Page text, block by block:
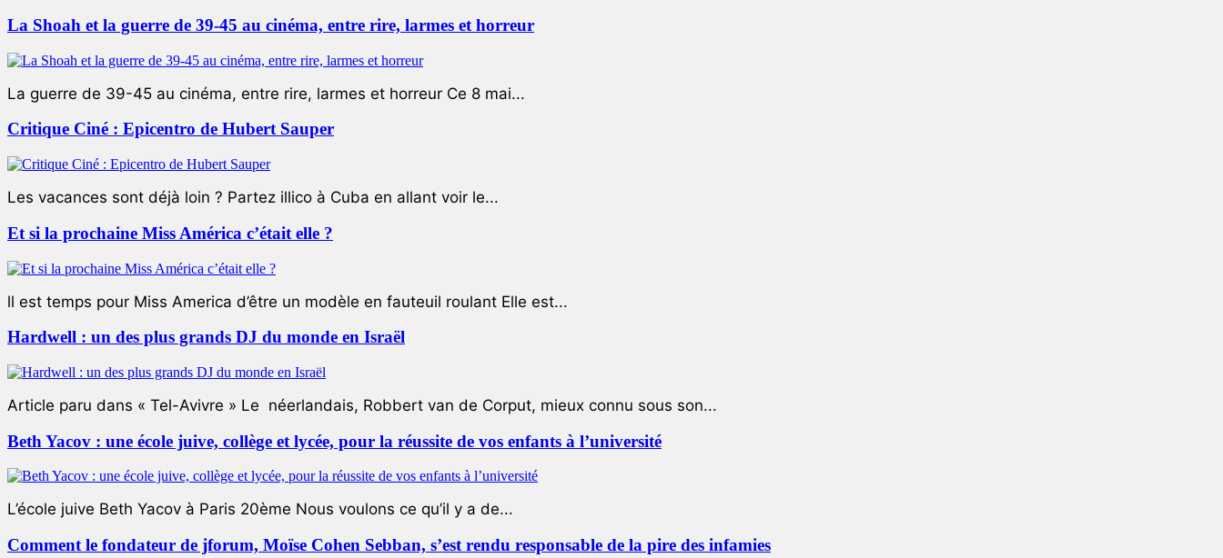
La Shoah et la guerre de 39-45 au cinéma, entre rire, larmes et horreur
La guerre de 39-45 au cinéma, entre rire, larmes et horreur Ce 8 mai...
Critique Ciné : Epicentro de Hubert Sauper
Les vacances sont déjà loin ? Partez illico à Cuba en allant voir le...
Et si la prochaine Miss América c’était elle ?
ll est temps pour Miss America d’être un modèle en fauteuil roulant Elle est...
Hardwell : un des plus grands DJ du monde en Israël
Article paru dans « Tel-Avivre » Le néerlandais, Robbert van de Corput, mieux connu sous son...
Beth Yacov : une école juive, collège et lycée, pour la réussite de vos enfants à l’université
L’école juive Beth Yacov à Paris 20ème Nous voulons ce qu’il y a de...
Comment le fondateur de jforum, Moïse Cohen Sebban, s’est rendu responsable de la pire des infamies